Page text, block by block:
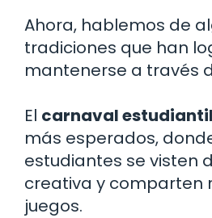
Ahora, hablemos de
tradiciones que han
mantenerse a través
El carnaval estudiantil
más esperados,
estudiantes se visten
creativa y comparten
juegos.